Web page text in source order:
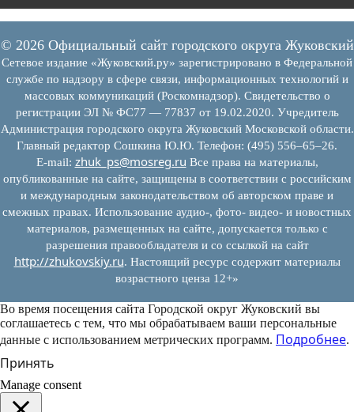
© 2026 Официальный сайт городского округа Жуковский
Сетевое издание «Жуковский.ру» зарегистрировано в Федеральной
службе по надзору в сфере связи, информационных технологий и
массовых коммуникаций (Роскомнадзор). Свидетельство о
регистрации ЭЛ № ФС77 — 77837 от 19.02.2020. Учредитель
Администрация городского округа Жуковский Московской области.
Главный редактор Сошкина Ю.Ю. Телефон: (495) 556–65–26.
E‑mail: zhuk_ps@mosreg.ru Все права на материалы,
опубликованные на сайте, защищены в соответствии с российским
и международным законодательством об авторском праве и
смежных правах. Использование аудио-, фото- видео- и новостных
материалов, размещенных на сайте, допускается только с
разрешения правообладателя и со ссылкой на сайт
http://zhukovskiy.ru. Настоящий ресурс содержит материалы
возрастного ценза 12+»
Во время посещения сайта Городской округ Жуковский вы
соглашаетесь с тем, что мы обрабатываем ваши персональные
данные с использованием метрических программ. Подробнее.
Принять
Manage consent